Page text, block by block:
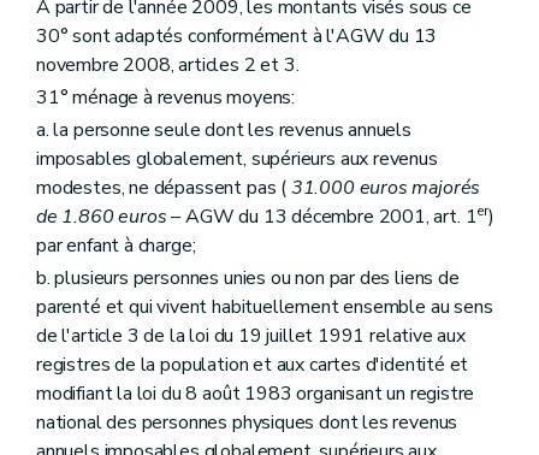
Sous-section 3 Des sanctions
Art. 1781
Sous-section 4 De la perte de l'agrément
Art. 1782
Chapitre IV
Du Fonds du logement des familles nombreuses de Wallonie
Section première Généralités
Art. 179
Section 2 Du contrat de gestion
Art. 180
Art. 181
Art. 182
Section 3 Du financement
Art. 183
Section 4 De l'administration et du contrôle
Art. 184
Art. 184bis
Art. 185
Art. 185bis
Section 5
Du comité d'orientation du Fonds
À partir de l'année 2009, les montants visés sous ce
30° sont adaptés conformément à l'AGW du 13
novembre 2008, articles 2 et 3.
31° ménage à revenus moyens:
a. la personne seule dont les revenus annuels
imposables globalement, supérieurs aux revenus
modestes, ne dépassent pas (31.000 euros majorés
de 1.860 euros– AGW du 13 décembre 2001, art. 1er)
par enfant à charge;
b. plusieurs personnes unies ou non par des liens de
parenté et qui vivent habituellement ensemble au sens
de l'article 3 de la loi du 19 juillet 1991 relative aux
registres de la population et aux cartes d'identité et
modifiant la loi du 8 août 1983 organisant un registre
national des personnes physiques dont les revenus